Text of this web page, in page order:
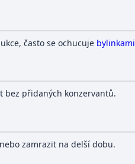
často se ochucuje bylinkami
bez přidaných konzervantů.
zamrazit na delší dobu.